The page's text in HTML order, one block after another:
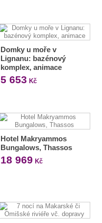
Domky u moře v
Lignanu: bazénový
komplex, animace
5 653 Kč
Hotel Makryammos
Bungalows, Thassos
18 969 Kč